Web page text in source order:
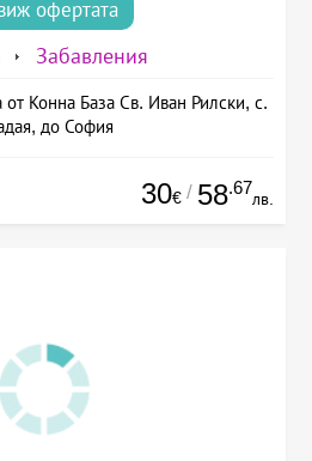
офертата
Забавления
от Конна База Св. Иван Рилски, с.
до София
30€ / 58.67
лв.